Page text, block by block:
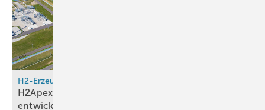
H2-Erzeugung
H2Apex und Copenhagen Infrastructure Partners
entwickeln 100-MW-Elektrolyseprojekt in